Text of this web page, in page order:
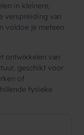
in kleinere,
verspreiding van
voldoe je meteen
ontwikkelen van
geschikt voor
of
fysieke